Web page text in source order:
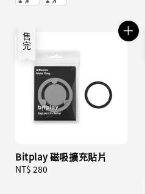
售完
Bitplay 磁吸擴充貼片
Regular
NT$ 280